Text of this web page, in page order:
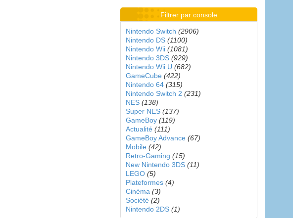
Filtrer par console
Nintendo Switch (2906)
Nintendo DS (1100)
Nintendo Wii (1081)
Nintendo 3DS (929)
Nintendo Wii U (682)
GameCube (422)
Nintendo 64 (315)
Nintendo Switch 2 (231)
NES (138)
Super NES (137)
GameBoy (119)
Actualité (111)
GameBoy Advance (67)
Mobile (42)
Retro-Gaming (15)
New Nintendo 3DS (11)
LEGO (5)
Plateformes (4)
Cinéma (3)
Société (2)
Nintendo 2DS (1)